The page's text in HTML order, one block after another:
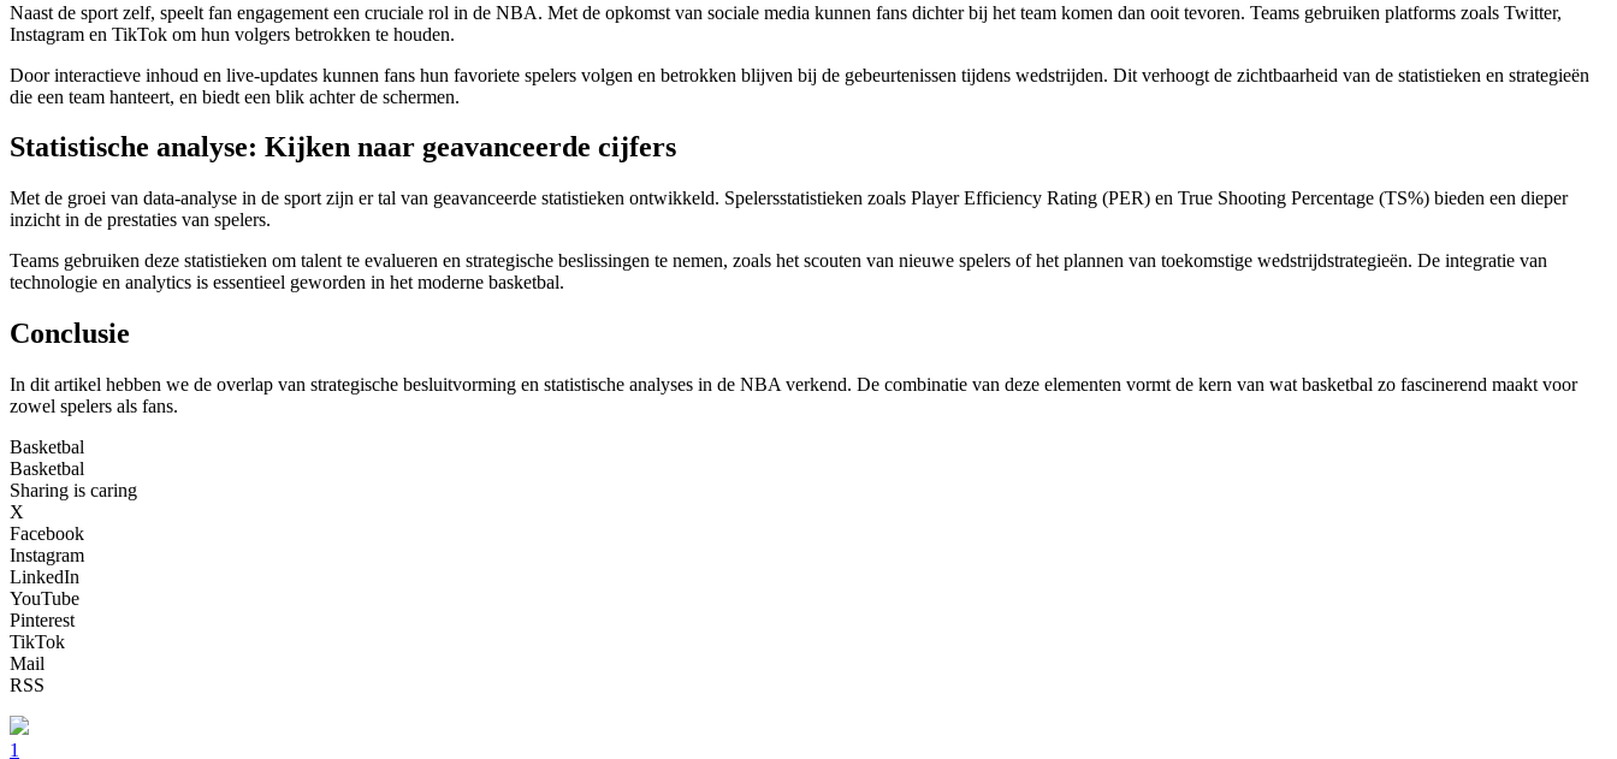
Naast de sport zelf, speelt fan engagement een cruciale rol in de NBA. Met de opkomst van sociale media kunnen fans dichter bij het team komen dan ooit tevoren. Teams gebruiken platforms zoals Twitter,
Instagram en TikTok om hun volgers betrokken te houden.
Door interactieve inhoud en live-updates kunnen fans hun favoriete spelers volgen en betrokken blijven bij de gebeurtenissen tijdens wedstrijden. Dit verhoogt de zichtbaarheid van de statistieken en strategieën
die een team hanteert, en biedt een blik achter de schermen.
Statistische analyse: Kijken naar geavanceerde cijfers
Met de groei van data-analyse in de sport zijn er tal van geavanceerde statistieken ontwikkeld. Spelersstatistieken zoals Player Efficiency Rating (PER) en True Shooting Percentage (TS%) bieden een dieper
inzicht in de prestaties van spelers.
Teams gebruiken deze statistieken om talent te evalueren en strategische beslissingen te nemen, zoals het scouten van nieuwe spelers of het plannen van toekomstige wedstrijdstrategieën. De integratie van
technologie en analytics is essentieel geworden in het moderne basketbal.
Conclusie
In dit artikel hebben we de overlap van strategische besluitvorming en statistische analyses in de NBA verkend. De combinatie van deze elementen vormt de kern van wat basketbal zo fascinerend maakt voor
zowel spelers als fans.
Basketbal
Basketbal
Sharing is caring
X
Facebook
Instagram
LinkedIn
YouTube
Pinterest
TikTok
Mail
RSS
1